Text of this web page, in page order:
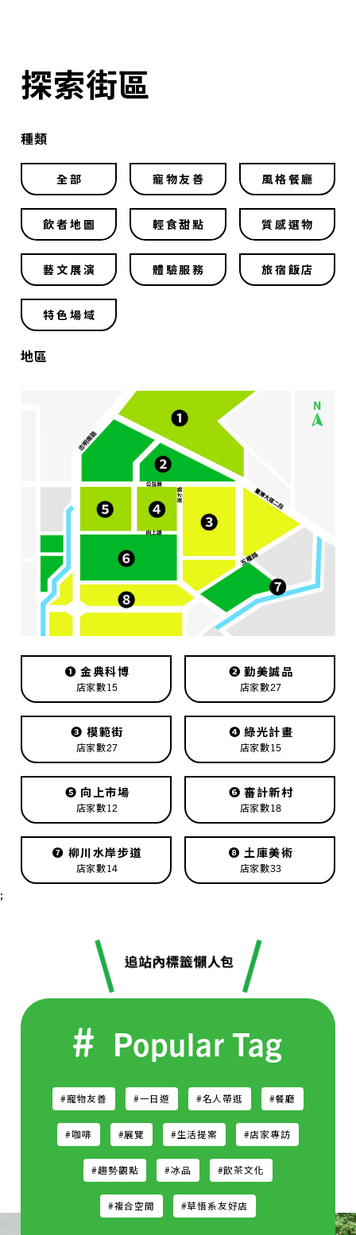
探索街區
種類
全部 寵物友善 風格餐廳
飲者地圖 輕食甜點 質感選物
藝文展演 體驗服務 旅宿飯店
特色場域
地區
❶金典科博
店家數15
❷勤美誠品
店家數27
❸模範街
店家數27
❹綠光計畫
店家數15
❺ 向上市場
店家數12
❻審計新村
店家數18
❼柳川水岸步道
店家數14
❽ 土庫美術
店家數33
;
Popular Tag
#寵物友善 #一日遊 #名人帶逛 #餐廳
#咖啡 #展覽 #生活提案 #店家專訪
#趨勢觀點 #冰品 #飲茶文化
#複合空間 #草悟系友好店